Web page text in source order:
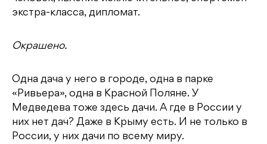
экстра-класса, дипломат.
Окрашено.
Одна дача у него в городе, одна в парке
«Ривьера», одна в Красной Поляне. У
Медведева тоже здесь дачи. А где в России у
них нет дач? Даже в Крыму есть. И не только в
России, у них дачи по всему миру.